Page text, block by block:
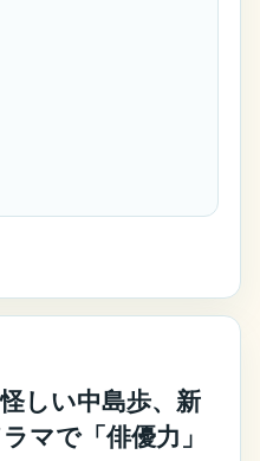
しい中島歩、新
マで「俳優力」